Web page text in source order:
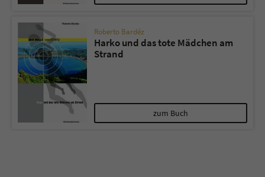
Roberto Bardéz
Harko und das tote Mädchen am
Strand
zum Buch
Sicherheitscode des Kontaktformulars zu